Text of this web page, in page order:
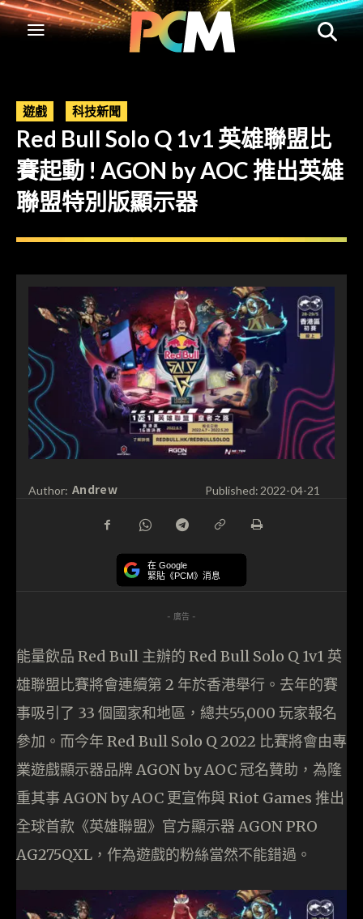
遊戲 科技新聞
Red Bull Solo Q 1v1 英雄聯盟比
賽起動 ! AGON by AOC 推出英雄
聯盟特別版顯示器
Author: Andrew Published: 2022-04-21
在 Google
緊貼《PCM》消息
- 廣告 -
能量飲品 Red Bull 主辦的 Red Bull Solo Q 1v1 英
雄聯盟比賽將會連續第 2 年於香港舉行。去年的賽
事吸引了 33 個國家和地區，總共55,000 玩家報名
參加。而今年 Red Bull Solo Q 2022 比賽將會由專
業遊戲顯示器品牌 AGON by AOC 冠名贊助，為隆
重其事 AGON by AOC 更宣佈與 Riot Games 推出
全球首款《英雄聯盟》官方顯示器 AGON PRO
AG275QXL，作為遊戲的粉絲當然不能錯過。